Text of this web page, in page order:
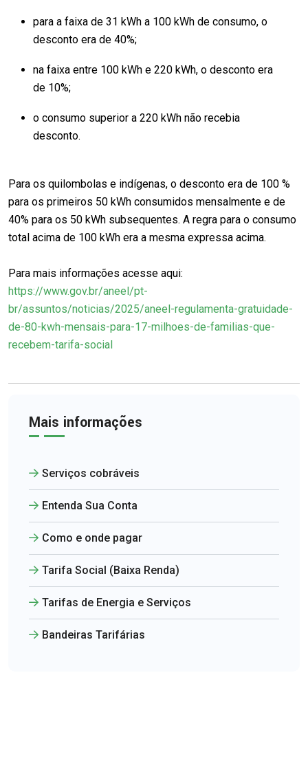
para a faixa de 31 kWh a 100 kWh de consumo, o
desconto era de 40%;
na faixa entre 100 kWh e 220 kWh, o desconto era
de 10%;
o consumo superior a 220 kWh não recebia
desconto.
Para os quilombolas e indígenas, o desconto era de 100 %
para os primeiros 50 kWh consumidos mensalmente e de
40% para os 50 kWh subsequentes. A regra para o consumo
total acima de 100 kWh era a mesma expressa acima.
Para mais informações acesse aqui:
https://www.gov.br/aneel/pt-
br/assuntos/noticias/2025/aneel-regulamenta-gratuidade-
de-80-kwh-mensais-para-17-milhoes-de-familias-que-
recebem-tarifa-social
Mais informações
Serviços cobráveis
Entenda Sua Conta
Como e onde pagar
Tarifa Social (Baixa Renda)
Tarifas de Energia e Serviços
Bandeiras Tarifárias